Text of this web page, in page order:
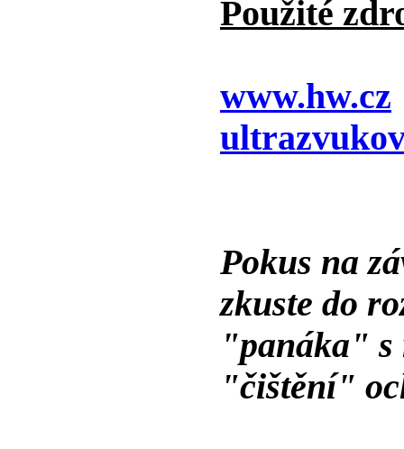
Použité
www.hw.cz
Pokus na
zkuste do
"panáka" s
"čištění"